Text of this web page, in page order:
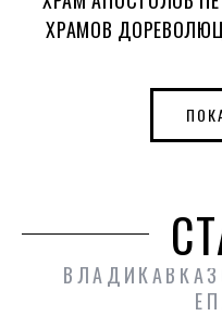
ХРАМОВ